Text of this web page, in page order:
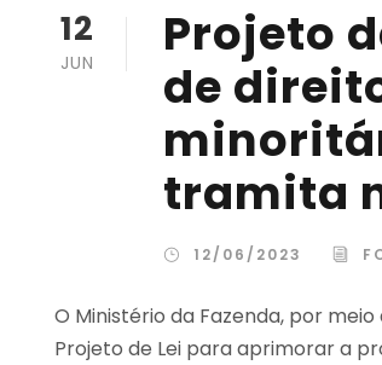
12
JUN
Projeto
de
tramita
12/06/2023
O Ministério da Fazenda, por
Projeto de Lei para aprimorar a